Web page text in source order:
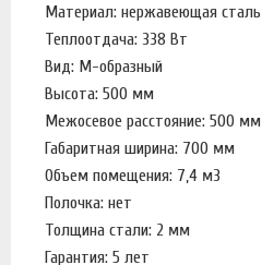
Материал: нержавеющая сталь
Теплоотдача: 338 Вт
Вид: М-образный
Высота: 500 мм
Межосевое расстояние: 500 мм
Габаритная ширина: 700 мм
Объем помещения: 7,4 м3
Полочка: нет
Толщина стали: 2 мм
Гарантия: 5 лет